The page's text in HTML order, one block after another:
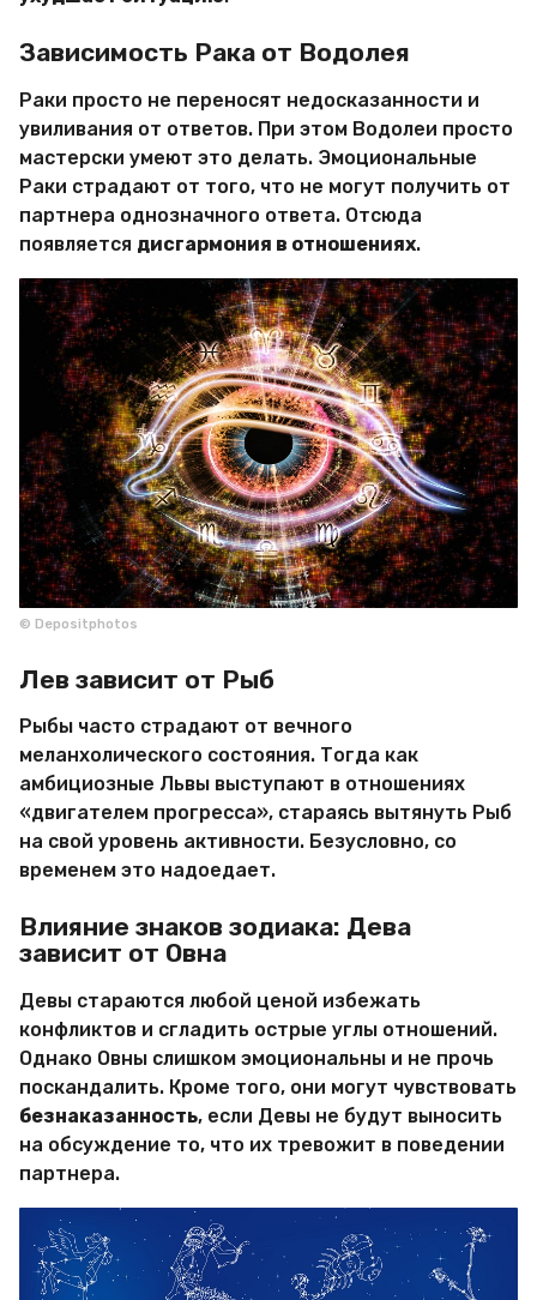
Зависимость Рака от Водолея
Раки просто не переносят недосказанности и
увиливания от ответов. При этом Водолеи просто
мастерски умеют это делать. Эмоциональные
Раки страдают от того, что не могут получить от
партнера однозначного ответа. Отсюда
появляется дисгармония в отношениях.
© Depositphotos
Лев зависит от Рыб
Рыбы часто страдают от вечного
меланхолического состояния. Тогда как
амбициозные Львы выступают в отношениях
«двигателем прогресса», стараясь вытянуть Рыб
на свой уровень активности. Безусловно, со
временем это надоедает.
Влияние знаков зодиака: Дева
зависит от Овна
Девы стараются любой ценой избежать
конфликтов и сгладить острые углы отношений.
Однако Овны слишком эмоциональны и не прочь
поскандалить. Кроме того, они могут чувствовать
безнаказанность, если Девы не будут выносить
на обсуждение то, что их тревожит в поведении
партнера.